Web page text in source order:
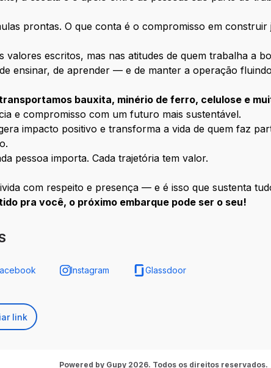
prontas. O que conta é o compromisso em
valores escritos, mas nas atitudes de quem trabalha a
ensinar, de aprender — e de manter a operação
bauxita, minério de ferro, celulose e
e compromisso com um futuro mais sustentável.
impacto positivo e transforma a vida de quem faz
pessoa importa. Cada trajetória tem valor.
com respeito e presença — e é isso que sustenta
pra você, o próximo embarque pode ser o seu!
Instagram Glassdoor
link
Powered by Gupy 2026. Todos os direitos reservados.